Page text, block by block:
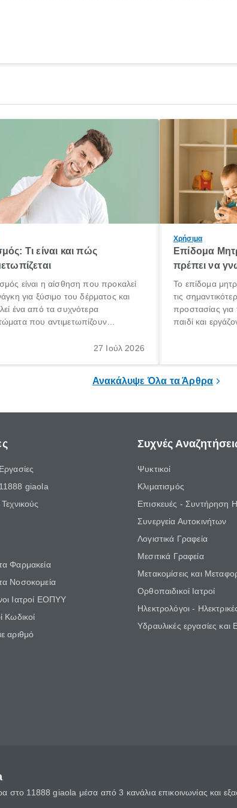
Τι είναι και πώς
είναι η αίσθηση που προκαλεί
για ξύσιμο του δέρματος και
ένα από τα συχνότερα
που αντιμετωπίζουν
για το «κνησμός τι είναι»,
27 Ιούλ 2026
Χρήσιμα
Επίδομα
πρέπει να
Το επίδομα
τις
προστασίας για
παιδί και
σημαντική
Ανακάλυψε Όλα τα Άρθρα
giaola
Φαρμακεία
Νοσοκομεία
Ιατροί ΕΟΠΥΥ
Κωδικοί
αριθμό
Συχνές
Ψυκτικοί
Κλιματισμός
Επισκευές - Συντήρηση
Συνεργεία Αυτοκινήτων
Λογιστικά Γραφεία
Μεσιτικά Γραφεία
Μετακομίσεις και
Ορθοπαιδικοί Ιατροί
Ηλεκτρολόγοι -
Υδραυλικές εργασίες και
στο 11888 giaola μέσα από 3 κανάλια επικοινωνίας και